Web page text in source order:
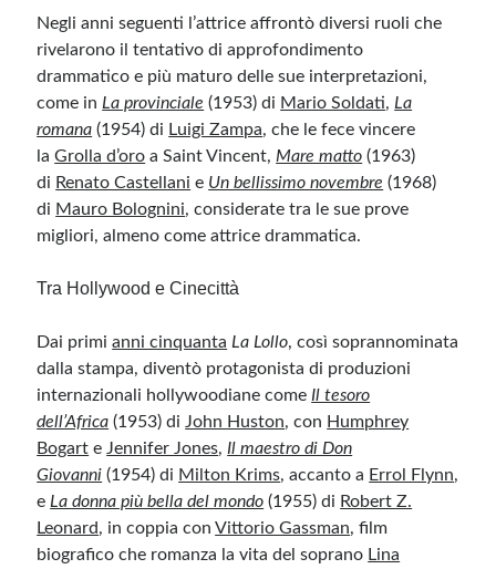
Negli anni seguenti l’attrice affrontò diversi ruoli che
rivelarono il tentativo di approfondimento
drammatico e più maturo delle sue interpretazioni,
come in La provinciale (1953) di Mario Soldati, La
romana (1954) di Luigi Zampa, che le fece vincere
la Grolla d’oro a Saint Vincent, Mare matto (1963)
di Renato Castellani e Un bellissimo novembre (1968)
di Mauro Bolognini, considerate tra le sue prove
migliori, almeno come attrice drammatica.
Tra Hollywood e Cinecittà
Dai primi anni cinquanta La Lollo, così soprannominata
dalla stampa, diventò protagonista di produzioni
internazionali hollywoodiane come Il tesoro
dell’Africa (1953) di John Huston, con Humphrey
Bogart e Jennifer Jones, Il maestro di Don
Giovanni (1954) di Milton Krims, accanto a Errol Flynn,
e La donna più bella del mondo (1955) di Robert Z.
Leonard, in coppia con Vittorio Gassman, film
biografico che romanza la vita del soprano Lina